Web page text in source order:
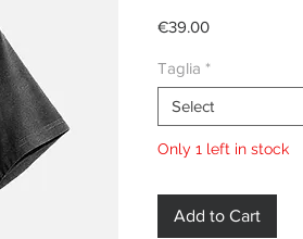
€39.00Price
Taglia *
Select
Only 1 left in stock
Add to Cart